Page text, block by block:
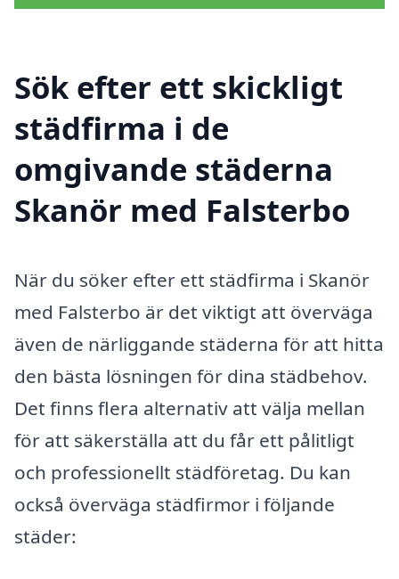
Sök efter ett skickligt
städfirma i de
omgivande städerna
Skanör med Falsterbo
När du söker efter ett städfirma i Skanör
med Falsterbo är det viktigt att överväga
även de närliggande städerna för att hitta
den bästa lösningen för dina städbehov.
Det finns flera alternativ att välja mellan
för att säkerställa att du får ett pålitligt
och professionellt städföretag. Du kan
också överväga städfirmor i följande
städer: